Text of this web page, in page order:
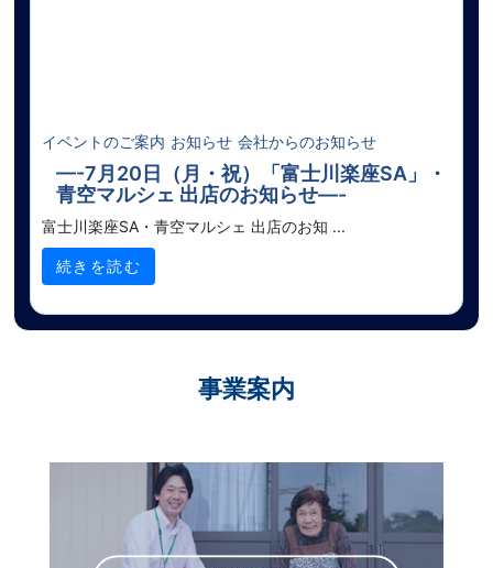
イベントのご案内 お知らせ 会社からのお知らせ
—-7月20日（月・祝）「富士川楽座SA」・
青空マルシェ 出店のお知らせ—-
富士川楽座SA・青空マルシェ 出店のお知 ...
続きを読む
事業案内